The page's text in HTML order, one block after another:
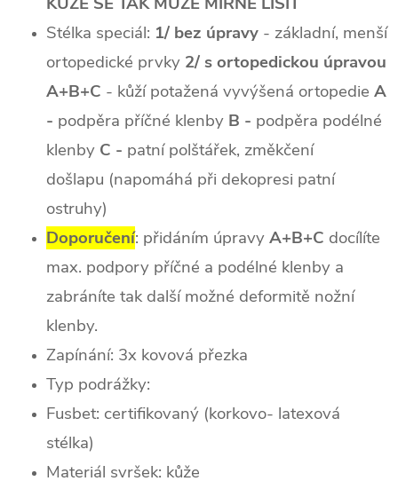
Stélka speciál: 1/ bez úpravy - základní, menší
ortopedické prvky 2/ s ortopedickou úpravou
A+B+C - kůží potažená vyvýšená ortopedie A
- podpěra příčné klenby B - podpěra podélné
klenby C - patní polštářek, změkčení
došlapu (napomáhá při dekopresi patní
ostruhy)
Doporučení: přidáním úpravyA+B+C docílíte
max. podpory příčné a podélné klenby a
zabráníte tak další možné deformitě nožní
klenby.
Zapínání: 3x kovová přezka
Typ podrážky:
Fusbet: certifikovaný (korkovo- latexová
stélka)
Materiál svršek: kůže